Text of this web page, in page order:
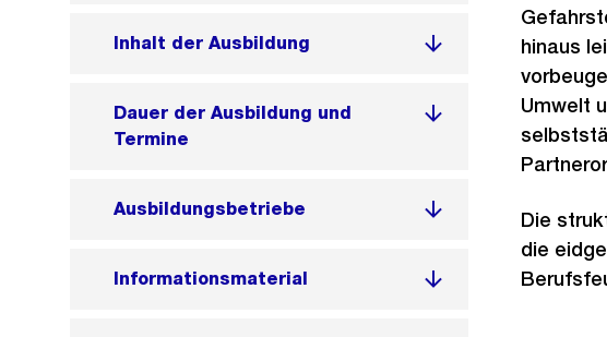
Inhalt der Ausbildung
Dauer der Ausbildung und
Termine
Ausbildungsbetriebe
Informationsmaterial
hinaus
Umwelt
Die
die